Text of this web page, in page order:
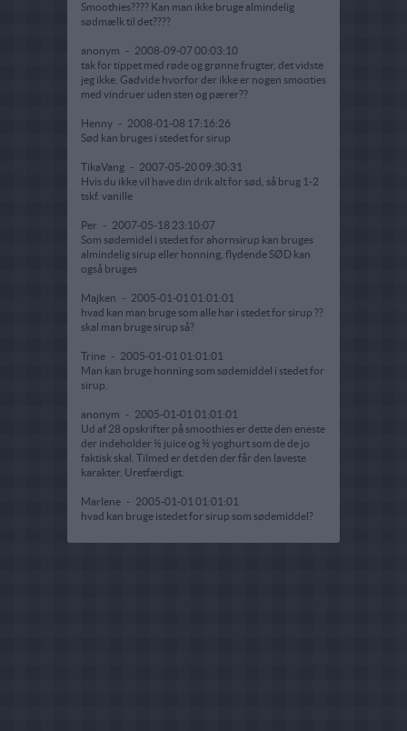
Smoothies???? Kan man ikke bruge almindelig
sødmælk til det????
anonym - 2008-09-07 00:03:10
tak for tippet med røde og grønne frugter, det vidste
jeg ikke. Gadvide hvorfor der ikke er nogen smooties
med vindruer uden sten og pærer??
Henny - 2008-01-08 17:16:26
Sød kan bruges i stedet for sirup
TikaVang - 2007-05-20 09:30:31
Hvis du ikke vil have din drik alt for sød, så brug 1-2
tskf. vanille
Per - 2007-05-18 23:10:07
Som sødemidel i stedet for ahornsirup kan bruges
almindelig sirup eller honning, flydende SØD kan
også bruges
Majken - 2005-01-01 01:01:01
hvad kan man bruge som alle har i stedet for sirup ??
skal man bruge sirup så?
Trine - 2005-01-01 01:01:01
Man kan bruge honning som sødemiddel i stedet for
sirup.
anonym - 2005-01-01 01:01:01
Ud af 28 opskrifter på smoothies er dette den eneste
der indeholder ½ juice og ½ yoghurt som de de jo
faktisk skal. Tilmed er det den der får den laveste
karakter. Uretfærdigt.
Marlene - 2005-01-01 01:01:01
hvad kan bruge istedet for sirup som sødemiddel?